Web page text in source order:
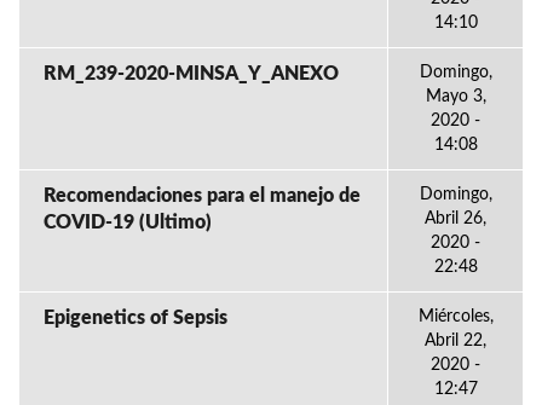
14:10
RM_239-2020-MINSA_Y_ANEXO
Domingo,
Mayo 3,
2020 -
14:08
Recomendaciones para el manejo de
COVID-19 (Ultimo)
Domingo,
Abril 26,
2020 -
22:48
Epigenetics of Sepsis
Miércoles,
Abril 22,
2020 -
12:47